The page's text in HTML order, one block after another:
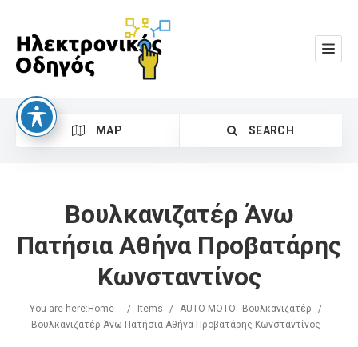
MAP SEARCH
Search
Βουλκανιζατέρ Άνω
Πατήσια Αθήνα Προβατάρης
Κωνσταντίνος
You are here: Home / Items / AUTO-MOTO Βουλκανιζατέρ
/
Βουλκανιζατέρ Άνω Πατήσια Αθήνα Προβατάρης Κωνσταντίνος